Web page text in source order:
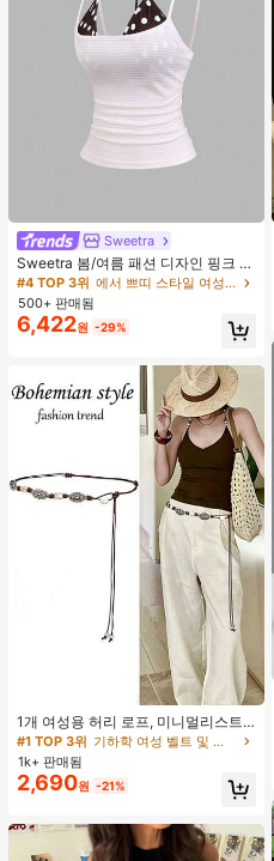
Sweetra
Sweetra 봄/여름 패션 디자인 핑크 스
트라이프 브라운 폴카 도트 스파게티
스트랩 2 In 1 스위트 걸리시 비치 로
맨틱 휴가 스타일 여성용 캐미 탱크 탑
#4 TOP 3위
에서 쁘띠 스타일 여성 상의, 블라우스 & 티
500+ 판매됨
6,422원 -29%
1개 여성용 허리 로프, 미니멀리스트
보헤미안 패션 매듭 허리 벨트, 드레
스, 캐주얼 팬츠와 함께 일상 착용에
적합한 장식용 허리 액세서리
거의 매진!
#1 TOP 3위
기하학 여성 벨트 및 벨트 액세서리
거의 매진!
#1 TOP 3위
기하학 여성 벨트 및 벨트 액세서리
거의 매진!
#1 TOP 3위
1k+ 판매됨
2,690원 -21%